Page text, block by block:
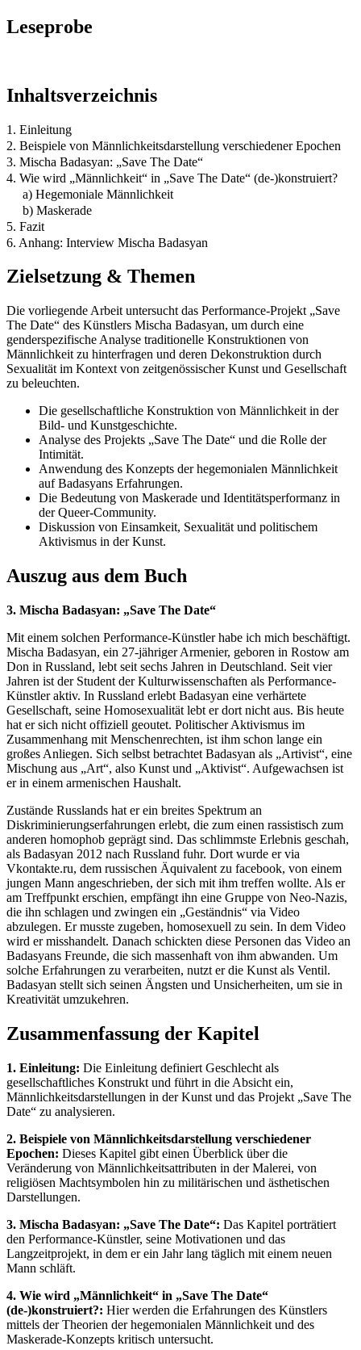
Leseprobe
Inhaltsverzeichnis
1. Einleitung
2. Beispiele von Männlichkeitsdarstellung verschiedener Epochen
3. Mischa Badasyan: „Save The Date“
4. Wie wird „Männlichkeit“ in „Save The Date“ (de-)konstruiert?
a) Hegemoniale Männlichkeit
b) Maskerade
5. Fazit
6. Anhang: Interview Mischa Badasyan
Zielsetzung & Themen
Die vorliegende Arbeit untersucht das Performance-Projekt „Save
The Date“ des Künstlers Mischa Badasyan, um durch eine
genderspezifische Analyse traditionelle Konstruktionen von
Männlichkeit zu hinterfragen und deren Dekonstruktion durch
Sexualität im Kontext von zeitgenössischer Kunst und Gesellschaft
zu beleuchten.
Die gesellschaftliche Konstruktion von Männlichkeit in der
Bild- und Kunstgeschichte.
Analyse des Projekts „Save The Date“ und die Rolle der
Intimität.
Anwendung des Konzepts der hegemonialen Männlichkeit
auf Badasyans Erfahrungen.
Die Bedeutung von Maskerade und Identitätsperformanz in
der Queer-Community.
Diskussion von Einsamkeit, Sexualität und politischem
Aktivismus in der Kunst.
Auszug aus dem Buch
3. Mischa Badasyan: „Save The Date“
Mit einem solchen Performance-Künstler habe ich mich beschäftigt.
Mischa Badasyan, ein 27-jähriger Armenier, geboren in Rostow am
Don in Russland, lebt seit sechs Jahren in Deutschland. Seit vier
Jahren ist der Student der Kulturwissenschaften als Performance-
Künstler aktiv. In Russland erlebt Badasyan eine verhärtete
Gesellschaft, seine Homosexualität lebt er dort nicht aus. Bis heute
hat er sich nicht offiziell geoutet. Politischer Aktivismus im
Zusammenhang mit Menschenrechten, ist ihm schon lange ein
großes Anliegen. Sich selbst betrachtet Badasyan als „Artivist“, eine
Mischung aus „Art“, also Kunst und „Aktivist“. Aufgewachsen ist
er in einem armenischen Haushalt.
Zustände Russlands hat er ein breites Spektrum an
Diskriminierungserfahrungen erlebt, die zum einen rassistisch zum
anderen homophob geprägt sind. Das schlimmste Erlebnis geschah,
als Badasyan 2012 nach Russland fuhr. Dort wurde er via
Vkontakte.ru, dem russischen Äquivalent zu facebook, von einem
jungen Mann angeschrieben, der sich mit ihm treffen wollte. Als er
am Treffpunkt erschien, empfängt ihn eine Gruppe von Neo-Nazis,
die ihn schlagen und zwingen ein „Geständnis“ via Video
abzulegen. Er musste zugeben, homosexuell zu sein. In dem Video
wird er misshandelt. Danach schickten diese Personen das Video an
Badasyans Freunde, die sich massenhaft von ihm abwanden. Um
solche Erfahrungen zu verarbeiten, nutzt er die Kunst als Ventil.
Badasyan stellt sich seinen Ängsten und Unsicherheiten, um sie in
Kreativität umzukehren.
Zusammenfassung der Kapitel
1. Einleitung: Die Einleitung definiert Geschlecht als
gesellschaftliches Konstrukt und führt in die Absicht ein,
Männlichkeitsdarstellungen in der Kunst und das Projekt „Save The
Date“ zu analysieren.
2. Beispiele von Männlichkeitsdarstellung verschiedener
Epochen: Dieses Kapitel gibt einen Überblick über die
Veränderung von Männlichkeitsattributen in der Malerei, von
religiösen Machtsymbolen hin zu militärischen und ästhetischen
Darstellungen.
3. Mischa Badasyan: „Save The Date“: Das Kapitel porträtiert
den Performance-Künstler, seine Motivationen und das
Langzeitprojekt, in dem er ein Jahr lang täglich mit einem neuen
Mann schläft.
4. Wie wird „Männlichkeit“ in „Save The Date“
(de-)konstruiert?: Hier werden die Erfahrungen des Künstlers
mittels der Theorien der hegemonialen Männlichkeit und des
Maskerade-Konzepts kritisch untersucht.